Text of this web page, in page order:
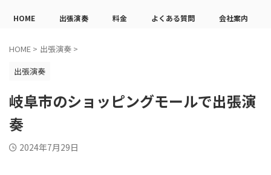
HOME 出張演奏 料金 よくある質問 会社案内
HOME > 出張演奏 >
出張演奏
岐阜市のショッピングモールで出張演
奏
2024年7月29日